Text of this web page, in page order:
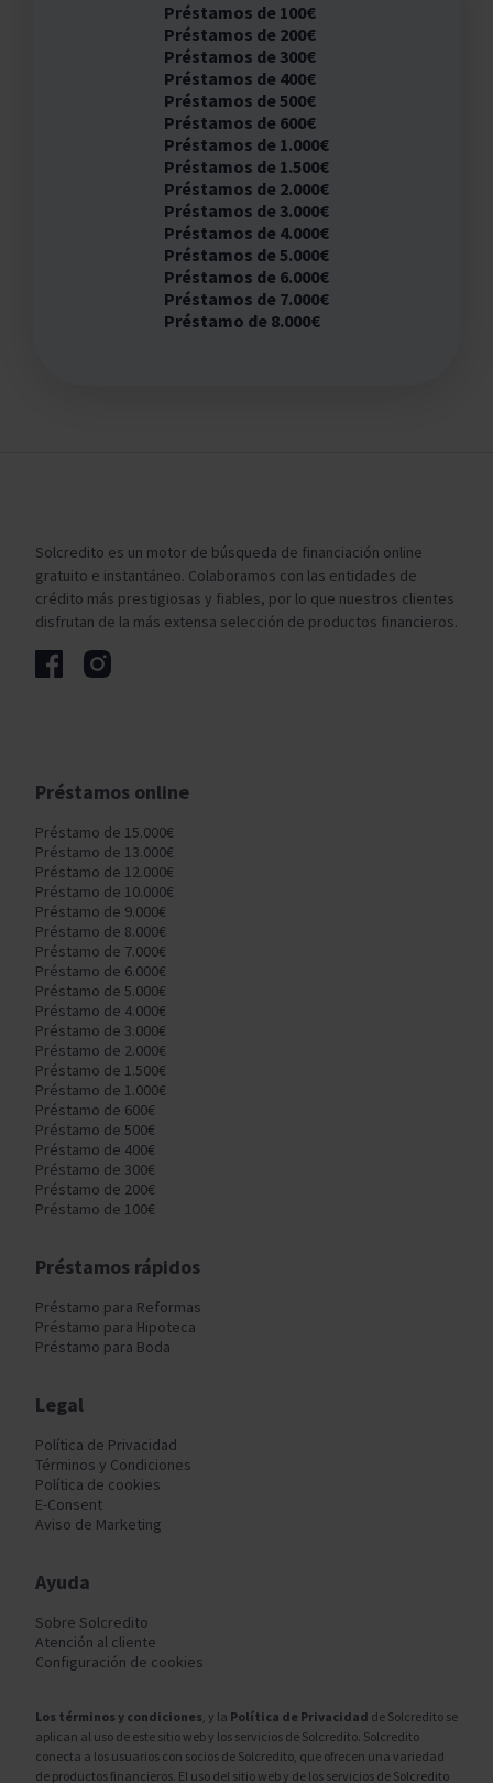
Préstamos de 100€
Préstamos de 200€
Préstamos de 300€
Préstamos de 400€
Préstamos de 500€
Préstamos de 600€
Préstamos de 1.000€
Préstamos de 1.500€
Préstamos de 2.000€
Préstamos de 3.000€
Préstamos de 4.000€
Préstamos de 5.000€
Préstamos de 6.000€
Préstamos de 7.000€
Préstamo de 8.000€
Solcredito es un motor de búsqueda de financiación online
gratuito e instantáneo. Colaboramos con las entidades de
crédito más prestigiosas y fiables, por lo que nuestros clientes
disfrutan de la más extensa selección de productos financieros.
Préstamos online
Préstamo de 15.000€
Préstamo de 13.000€
Préstamo de 12.000€
Préstamo de 10.000€
Préstamo de 9.000€
Préstamo de 8.000€
Préstamo de 7.000€
Préstamo de 6.000€
Préstamo de 5.000€
Préstamo de 4.000€
Préstamo de 3.000€
Préstamo de 2.000€
Préstamo de 1.500€
Préstamo de 1.000€
Préstamo de 600€
Préstamo de 500€
Préstamo de 400€
Préstamo de 300€
Préstamo de 200€
Préstamo de 100€
Préstamos rápidos
Préstamo para Reformas
Préstamo para Hipoteca
Préstamo para Boda
Legal
Política de Privacidad
Términos y Condiciones
Política de cookies
E-Consent
Aviso de Marketing
Ayuda
Sobre Solcredito
Atención al cliente
Configuración de cookies
Los términos y condiciones, y la Política de Privacidad de Solcredito se
aplican al uso de este sitio web y los servicios de Solcredito. Solcredito
conecta a los usuarios con socios de Solcredito, que ofrecen una variedad
de productos financieros. El uso del sitio web y de los servicios de Solcredito